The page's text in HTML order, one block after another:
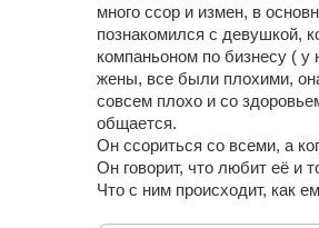
много ссор и измен, в
познакомился с девушкой,
компаньоном по бизнесу ( у
жены, все были плохими,
совсем плохо и со
общается.
Он ссориться со всеми, а
Он говорит, что любит её и
Что с ним происходит, как